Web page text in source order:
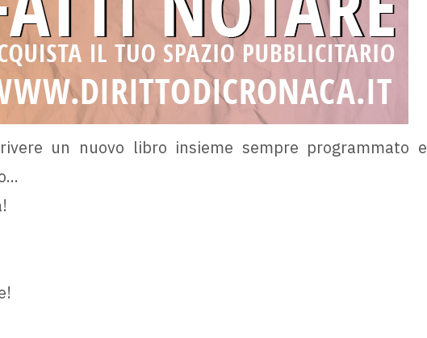
un nuovo libro insieme sempre programmato e